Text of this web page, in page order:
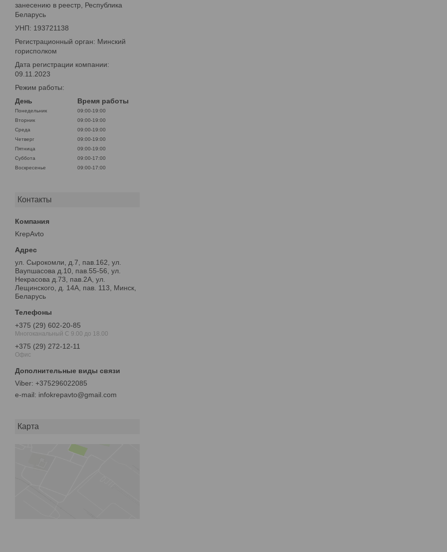
занесению в реестр, Республика
Беларусь
УНП: 193721138
Регистрационный орган: Минский
горисполком
Дата регистрации компании:
09.11.2023
Режим работы:
День
Время работы
Понедельник
09:00-19:00
Вторник
09:00-19:00
Среда
09:00-19:00
Четверг
09:00-19:00
Пятница
09:00-19:00
Суббота
09:00-17:00
Воскресенье
09:00-17:00
Контакты
KrepAvto
ул. Сырокомли, д.7, пав.162, ул.
Ваупшасова д.10, пав.55-56, ул.
Некрасова д.73, пав.2А, ул.
Лещинского, д. 14А, пав. 113, Минск,
Беларусь
+375 (29) 602-20-85
Многоканальный С 9.00 до 18.00
+375 (29) 272-12-11
Офис
+375296022085
e-mail
infokrepavto@gmail.com
Карта